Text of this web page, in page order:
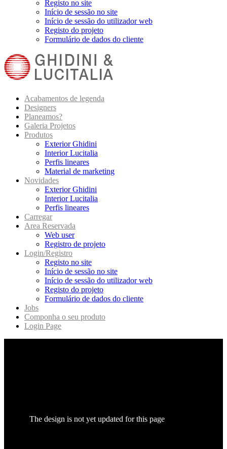
Registo no site
Início de sessão no site
Início de sessão do utilizador web
Registo do projeto
Formulário de dados do cliente
Acabamentos de legenda
Designers
Planeamos?
Galeria Projetos
Produtos
Exterior Ghidini
Interior Lucitalia
Perfis lineares
Material de marketing
Novidades
Exterior Ghidini
Interior Lucitalia
Perfis lineares
Carregar
Area Reservada
Web user
Registro de projeto
Login/Registro
Registo no site
Início de sessão no site
Início de sessão do utilizador web
Registo do projeto
Formulário de dados do cliente
Jobs
Componha o seu produto
Login Page
The design is not yet updated for this page